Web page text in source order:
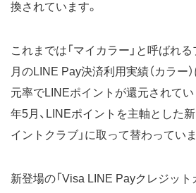
換されています。
これまでは「マイカラー」と呼ばれ
月のLINE Pay決済利用実績（カラー
元率でLINEポイントが還元されて
年5月、LINEポイントを主軸とした
イントクラブ」に取って替わっていま
新登場の「Visa LINE Payクレジット